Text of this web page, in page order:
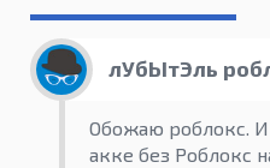
лУбЫтЭль
Обожаю роблокс. И
акке без Роблокс